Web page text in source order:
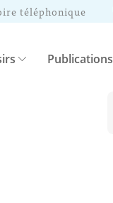
téléphonique
Publications